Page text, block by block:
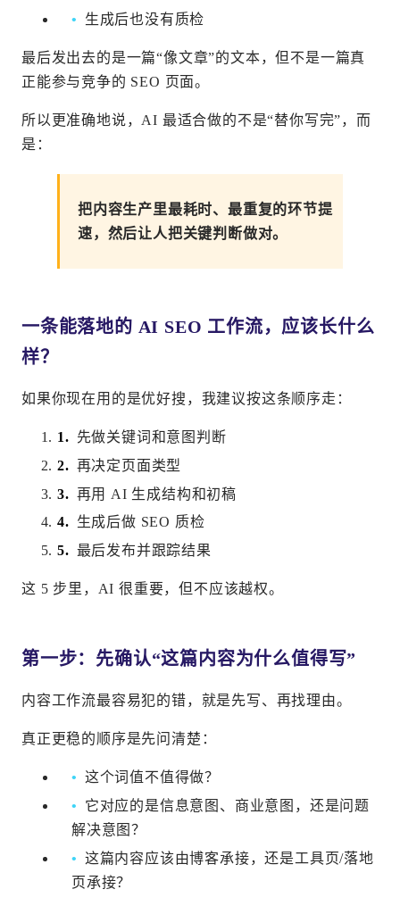
生成后也没有质检
最后发出去的是一篇“像文章”的文本，但不是一篇真
正能参与竞争的 SEO 页面。
所以更准确地说，AI 最适合做的不是“替你写完”，而
是：
把内容生产里最耗时、最重复的环节提
速，然后让人把关键判断做对。
一条能落地的 AI SEO 工作流，应该长什么
样？
如果你现在用的是优好搜，我建议按这条顺序走：
先做关键词和意图判断
再决定页面类型
再用 AI 生成结构和初稿
生成后做 SEO 质检
最后发布并跟踪结果
这 5 步里，AI 很重要，但不应该越权。
第一步：先确认“这篇内容为什么值得写”
内容工作流最容易犯的错，就是先写、再找理由。
真正更稳的顺序是先问清楚：
这个词值不值得做？
它对应的是信息意图、商业意图，还是问题
解决意图？
这篇内容应该由博客承接，还是工具页/落地
页承接？